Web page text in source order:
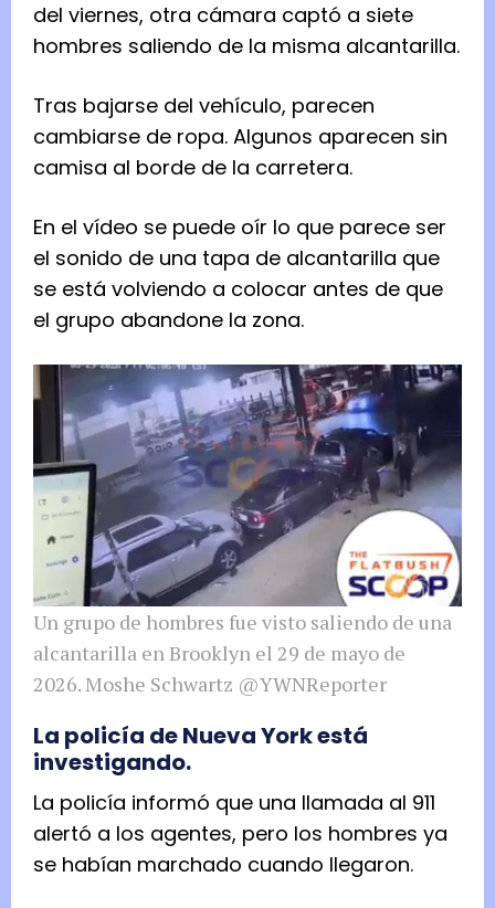
del viernes, otra cámara captó a siete
hombres saliendo de la misma alcantarilla.
Tras bajarse del vehículo, parecen
cambiarse de ropa. Algunos aparecen sin
camisa al borde de la carretera.
En el vídeo se puede oír lo que parece ser
el sonido de una tapa de alcantarilla que
se está volviendo a colocar antes de que
el grupo abandone la zona.
Un grupo de hombres fue visto saliendo de una
alcantarilla en Brooklyn el 29 de mayo de
2026. Moshe Schwartz @YWNReporter
La policía de Nueva York está
investigando.
La policía informó que una llamada al 911
alertó a los agentes, pero los hombres ya
se habían marchado cuando llegaron.